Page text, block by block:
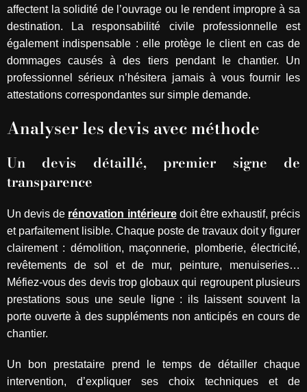
affectent la solidité de l’ouvrage ou le rendent impropre à sa
destination. La responsabilité civile professionnelle est
également indispensable : elle protège le client en cas de
dommages causés à des tiers pendant le chantier. Un
professionnel sérieux n’hésitera jamais à vous fournir les
attestations correspondantes sur simple demande.
Analyser les devis avec méthode
Un devis détaillé, premier signe de
transparence
Un devis de rénovation intérieuredoit être exhaustif, précis
et parfaitement lisible. Chaque poste de travaux doit y figurer
clairement : démolition, maçonnerie, plomberie, électricité,
revêtements de sol et de mur, peinture, menuiseries…
Méfiez-vous des devis trop globaux qui regroupent plusieurs
prestations sous une seule ligne : ils laissent souvent la
porte ouverte à des suppléments non anticipés en cours de
chantier.
Un bon prestataire prend le temps de détailler chaque
intervention, d’expliquer ses choix techniques et de